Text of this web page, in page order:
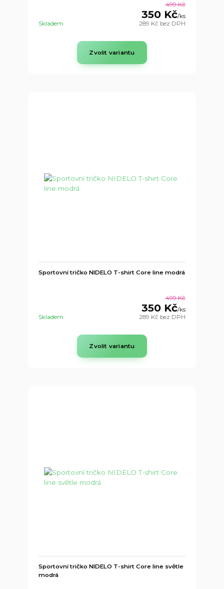
499 Kč
350 Kč/ks
289 Kč bez DPH
Skladem
Zvolit variantu
Sportovní tričko NIDELO T-shirt Core line modrá
499 Kč
350 Kč/ks
289 Kč bez DPH
Skladem
Zvolit variantu
Sportovní tričko NIDELO T-shirt Core line světle
modrá